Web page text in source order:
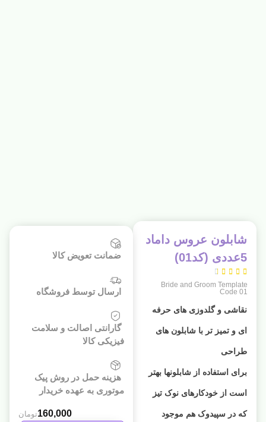
شابلون عروس داماد
5عددی (کد01)





Bride and Groom Template
Code 01
نقاشی و گلدوزی های حرفه
ای و تمیز تر با شابلون های
طراحی
برای استفاده از شابلونها بهتر
است از خودکارهای نوک تیز
که در سپیدوک هم موجود
ضمانت تعویض کالا
ارسال توسط فروشگاه
گارانتی اصالت و سلامت
فیزیکی کالا
هزینه حمل در روش پیک
موتوری به عهده خریدار
160,000تومان